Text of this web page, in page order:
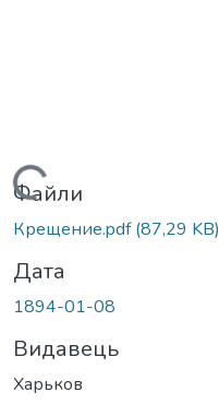
Вантажиться...
Файли
Крещение.pdf(87,29 KB)
Дата
1894-01-08
Видавець
Харьков